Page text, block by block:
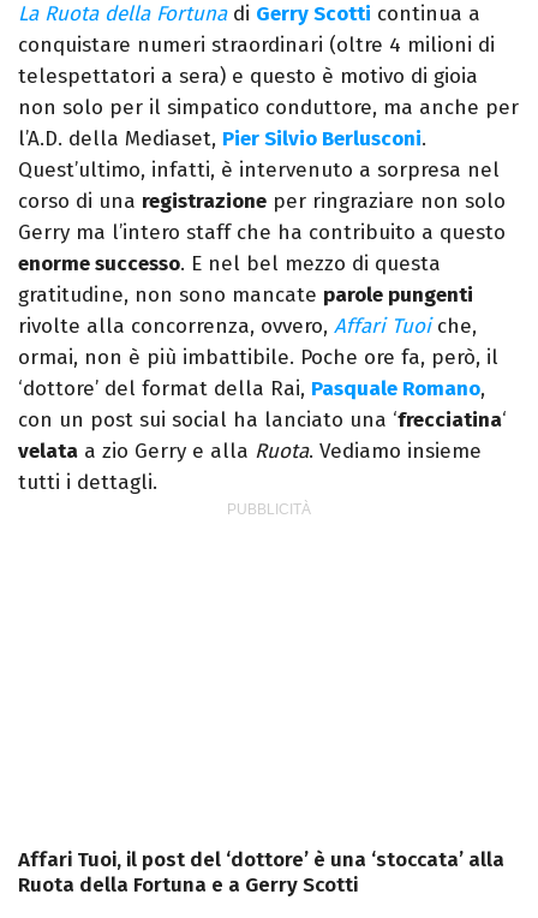
La Ruota della Fortunadi Gerry Scotti continua a
conquistare numeri straordinari (oltre 4 milioni di
telespettatori a sera) e questo è motivo di gioia
non solo per il simpatico conduttore, ma anche per
l’A.D. della Mediaset, Pier Silvio Berlusconi.
Quest’ultimo, infatti, è intervenuto a sorpresa nel
corso di una registrazione per ringraziare non solo
Gerry ma l’intero staff che ha contribuito a questo
enorme successo. E nel bel mezzo di questa
gratitudine, non sono mancate parole pungenti
rivolte alla concorrenza, ovvero, Affari Tuoiche,
ormai, non è più imbattibile. Poche ore fa, però, il
‘dottore’ del format della Rai, Pasquale Romano,
con un post sui social ha lanciato una ‘frecciatina‘
velata a zio Gerry e alla Ruota. Vediamo insieme
tutti i dettagli.
Affari Tuoi, il post del ‘dottore’ è una ‘stoccata’ alla
Ruota della Fortuna e a Gerry Scotti